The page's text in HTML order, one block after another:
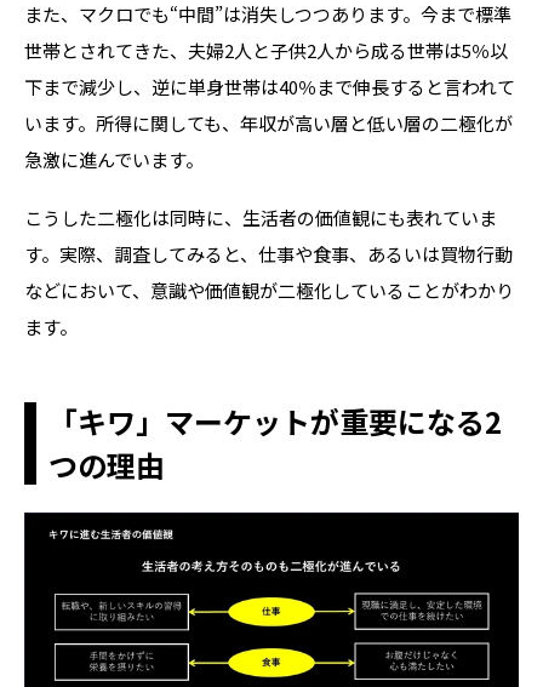
また、マクロでも“中間”は消失しつつあります。今まで標準
世帯とされてきた、夫婦2人と子供2人から成る世帯は5％以
下まで減少し、逆に単身世帯は40％まで伸長すると言われて
います。所得に関しても、年収が高い層と低い層の二極化が
急激に進んでいます。
こうした二極化は同時に、生活者の価値観にも表れていま
す。実際、調査してみると、仕事や食事、あるいは買物行動
などにおいて、意識や価値観が二極化していることがわかり
ます。
「キワ」マーケットが重要になる2
つの理由